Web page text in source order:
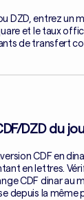
DZD, entrez un
et le taux
de transfert
DZD du
CDF en
en lettres.
CDF dinar au
depuis la même